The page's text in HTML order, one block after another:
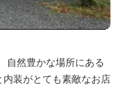
装がとても素敵なお店